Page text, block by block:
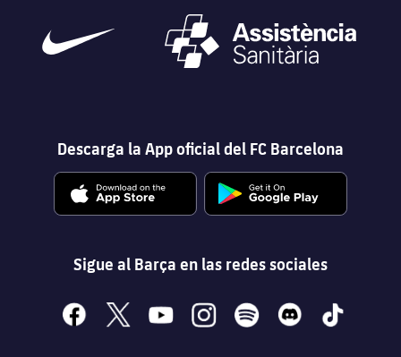
Descarga la App oficial del FC Barcelona
Sigue al Barça en las redes sociales
facebook
x youtubeinstagramspotify discord tiktok